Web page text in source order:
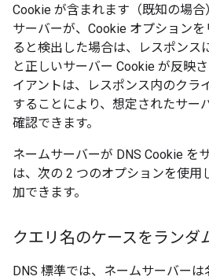
Cookie が含まれます（既知の場
サーバーが、Cookie オプション
ると検出した場合は、レスポンス
と正しいサーバー Cookie が反映
イアントは、レスポンス内のクラ
することにより、想定されたサー
確認できます。
ネームサーバーが DNS Cookie を
は、次の 2 つのオプションを使用
加できます。
クエリ名のケースをランダ
DNS 標準では、ネームサーバー